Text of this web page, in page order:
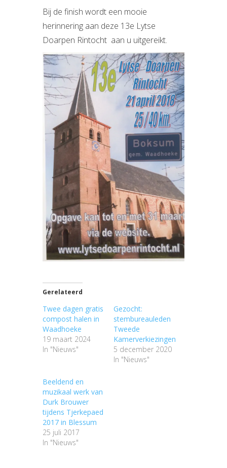
Bij de finish wordt een mooie
herinnering aan deze 13e Lytse
Doarpen Rintocht aan u uitgereikt.
Gerelateerd
Twee dagen gratis
compost halen in
Waadhoeke
19 maart 2024
In "Nieuws"
Gezocht:
stembureauleden
Tweede
Kamerverkiezingen
5 december 2020
In "Nieuws"
Beeldend en
muzikaal werk van
Durk Brouwer
tijdens Tjerkepaed
2017 in Blessum
25 juli 2017
In "Nieuws"